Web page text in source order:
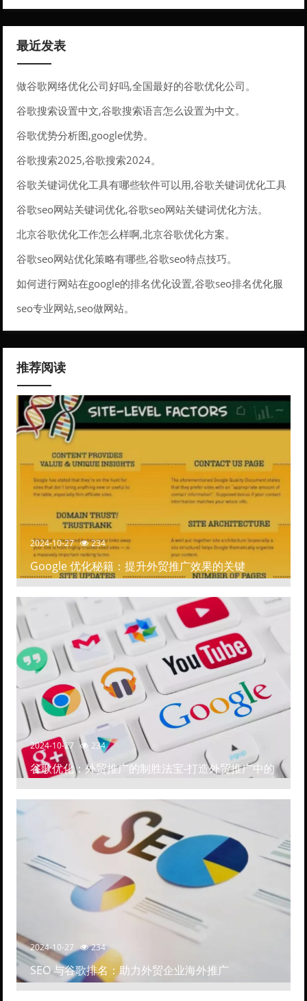
最近发表
做谷歌网络优化公司好吗,全国最好的谷歌优化公司。
谷歌搜索设置中文,谷歌搜索语言怎么设置为中文。
谷歌优势分析图,google优势。
谷歌搜索2025,谷歌搜索2024。
谷歌关键词优化工具有哪些软件可以用,谷歌关键词优化工具
有哪些软件可以用的。
谷歌seo网站关键词优化,谷歌seo网站关键词优化方法。
北京谷歌优化工作怎么样啊,北京谷歌优化方案。
谷歌seo网站优化策略有哪些,谷歌seo特点技巧。
如何进行网站在google的排名优化设置,谷歌seo排名优化服
务。
seo专业网站,seo做网站。
推荐阅读
2024-10-27 234
Google 优化秘籍：提升外贸推广效果的关键
2024-10-27 234
谷歌优化：外贸推广的制胜法宝-打造外贸推广中的
高排名网站
2024-10-27 234
SEO 与谷歌排名：助力外贸企业海外推广